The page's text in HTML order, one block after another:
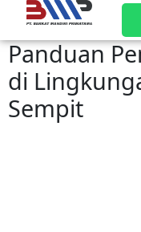
Panduan
di
Sempit